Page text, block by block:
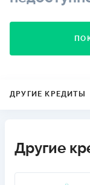
ДРУГИЕ КРЕДИТЫ
Другие